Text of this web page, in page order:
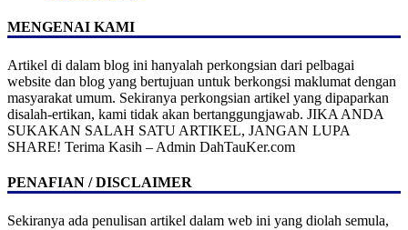
MENGENAI KAMI
Artikel di dalam blog ini hanyalah perkongsian dari pelbagai
website dan blog yang bertujuan untuk berkongsi maklumat dengan
masyarakat umum. Sekiranya perkongsian artikel yang dipaparkan
disalah-ertikan, kami tidak akan bertanggungjawab. JIKA ANDA
SUKAKAN SALAH SATU ARTIKEL, JANGAN LUPA
SHARE! Terima Kasih – Admin DahTauKer.com
PENAFIAN / DISCLAIMER
Sekiranya ada penulisan artikel dalam web ini yang diolah semula,